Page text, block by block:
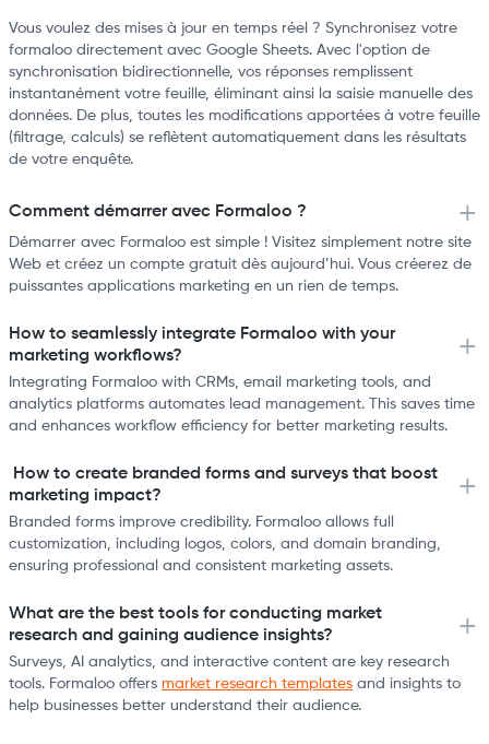
Vous voulez des mises à jour en temps réel ? Synchronisez votre
formaloo directement avec Google Sheets. Avec l'option de
synchronisation bidirectionnelle, vos réponses remplissent
instantanément votre feuille, éliminant ainsi la saisie manuelle des
données. De plus, toutes les modifications apportées à votre feuille
(filtrage, calculs) se reflètent automatiquement dans les résultats
de votre enquête.
Comment démarrer avec Formaloo ?
Démarrer avec Formaloo est simple ! Visitez simplement notre site
Web et créez un compte gratuit dès aujourd’hui. Vous créerez de
puissantes applications marketing en un rien de temps.
How to seamlessly integrate Formaloo with your
marketing workflows?
Integrating Formaloo with CRMs, email marketing tools, and
analytics platforms automates lead management. This saves time
and enhances workflow efficiency for better marketing results.
How to create branded forms and surveys that boost
marketing impact?
Branded forms improve credibility. Formaloo allows full
customization, including logos, colors, and domain branding,
ensuring professional and consistent marketing assets.
What are the best tools for conducting market
research and gaining audience insights?
Surveys, AI analytics, and interactive content are key research
tools. Formaloo offers market research templates and insights to
help businesses better understand their audience.